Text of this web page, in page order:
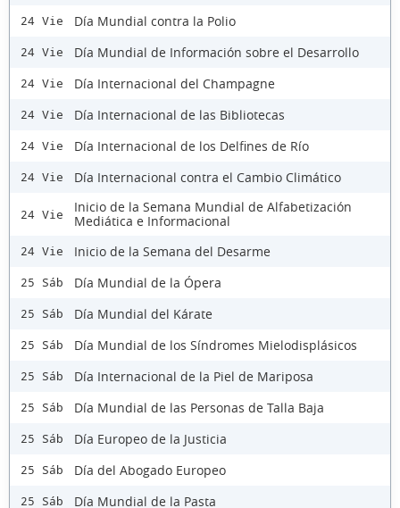
24 Vie Día Mundial contra la Polio
24 Vie Día Mundial de Información sobre el Desarrollo
24 Vie Día Internacional del Champagne
24 Vie Día Internacional de las Bibliotecas
24 Vie Día Internacional de los Delfines de Río
24 Vie Día Internacional contra el Cambio Climático
24 Vie
Inicio de la Semana Mundial de Alfabetización
Mediática e Informacional
24 Vie Inicio de la Semana del Desarme
25 Sáb Día Mundial de la Ópera
25 Sáb Día Mundial del Kárate
25 Sáb Día Mundial de los Síndromes Mielodisplásicos
25 Sáb Día Internacional de la Piel de Mariposa
25 Sáb Día Mundial de las Personas de Talla Baja
25 Sáb Día Europeo de la Justicia
25 Sáb Día del Abogado Europeo
25 Sáb Día Mundial de la Pasta